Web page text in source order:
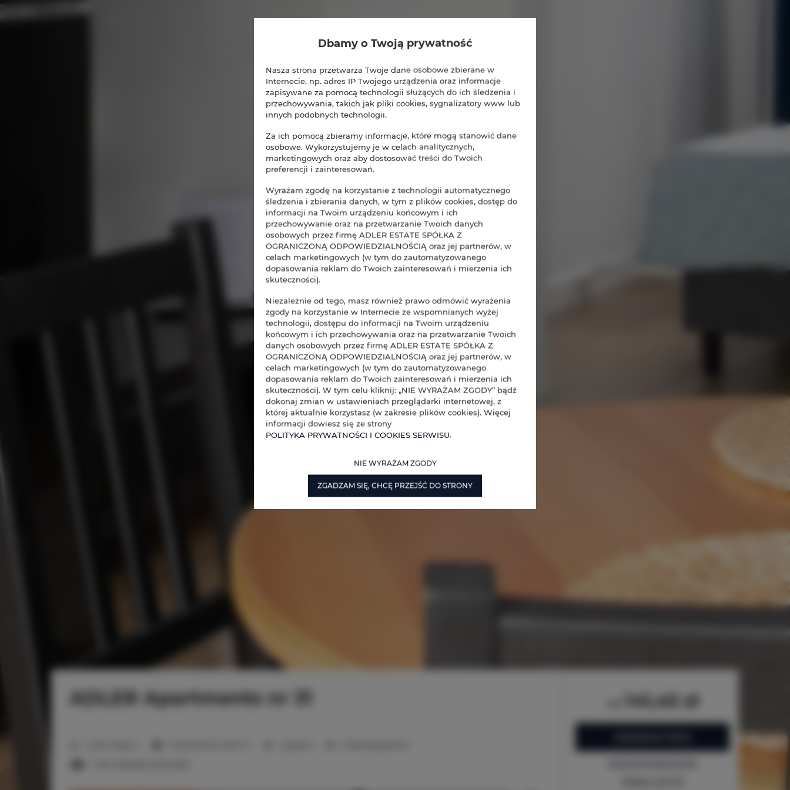
ADLER Apartments nr 31 141,45 zł
Dbamy o Twoją prywatność
Nasza strona przetwarza Twoje dane osobowe zbierane w
Internecie, np. adres IP Twojego urządzenia oraz informacje
zapisywane za pomocą technologii służących do ich śledzenia i
przechowywania, takich jak pliki cookies, sygnalizatory www lub
innych podobnych technologii.
Za ich pomocą zbieramy informacje, które mogą stanowić dane
osobowe. Wykorzystujemy je w celach analitycznych,
marketingowych oraz aby dostosować treści do Twoich
preferencji i zainteresowań.
Wyrażam zgodę na korzystanie z technologii automatycznego
śledzenia i zbierania danych, w tym z plików cookies, dostęp do
informacji na Twoim urządzeniu końcowym i ich
przechowywanie oraz na przetwarzanie Twoich danych
osobowych przez firmę ADLER ESTATE SPÓŁKA Z
OGRANICZONĄ ODPOWIEDZIALNOŚCIĄ oraz jej partnerów, w
celach marketingowych (w tym do zautomatyzowanego
dopasowania reklam do Twoich zainteresowań i mierzenia ich
skuteczności).
Niezależnie od tego, masz również prawo odmówić wyrażenia
zgody na korzystanie w Internecie ze wspomnianych wyżej
technologii, dostępu do informacji na Twoim urządzeniu
końcowym i ich przechowywania oraz na przetwarzanie Twoich
danych osobowych przez firmę ADLER ESTATE SPÓŁKA Z
OGRANICZONĄ ODPOWIEDZIALNOŚCIĄ oraz jej partnerów, w
celach marketingowych (w tym do zautomatyzowanego
dopasowania reklam do Twoich zainteresowań i mierzenia ich
skuteczności). W tym celu kliknij: „NIE WYRAŻAM ZGODY” bądź
dokonaj zmian w ustawieniach przeglądarki internetowej, z
której aktualnie korzystasz (w zakresie plików cookies). Więcej
informacji dowiesz się ze strony
POLITYKA PRYWATNOŚCI I COOKIES SERWISU.
NIE WYRAŻAM ZGODY
ZGADZAM SIĘ, CHCĘ PRZEJŚĆ DO STRONY